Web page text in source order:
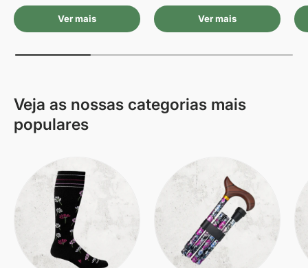
Ver mais Ver mais
Veja as nossas categorias mais
populares